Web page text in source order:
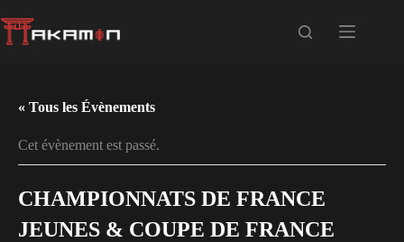
« Tous les Évènements
Cet évènement est passé.
CHAMPIONNATS DE FRANCE
JEUNES & COUPE DE FRANCE